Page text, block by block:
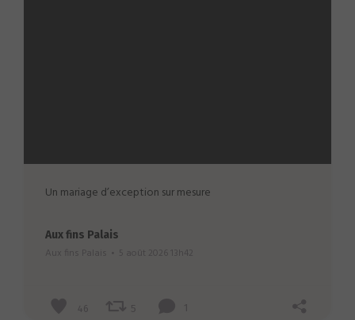
Un mariage d’exception sur mesure
Aux fins Palais
Aux fins Palais 5 août 2026 13h42
46 5 1